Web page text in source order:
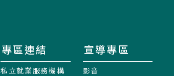
專區連結
私立就業服務機構
宣導專區
影音